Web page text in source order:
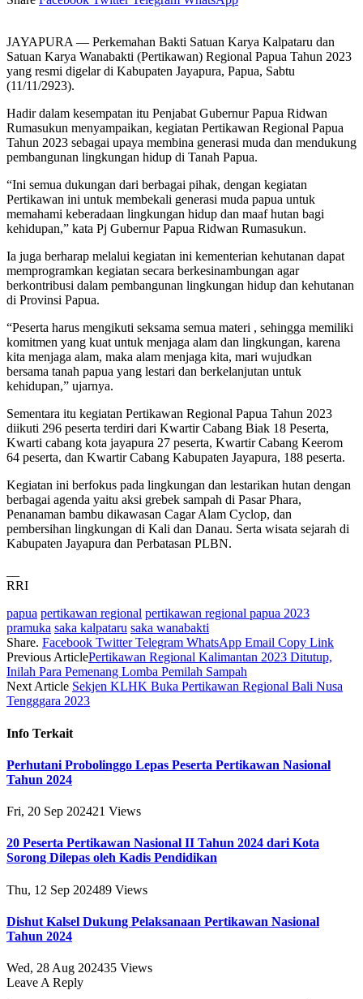
JAYAPURA — Perkemahan Bakti Satuan Karya Kalpataru dan
Satuan Karya Wanabakti (Pertikawan) Regional Papua Tahun 2023
yang resmi digelar di Kabupaten Jayapura, Papua, Sabtu
(11/11/2923).
Hadir dalam kesempatan itu Penjabat Gubernur Papua Ridwan
Rumasukun menyampaikan, kegiatan Pertikawan Regional Papua
Tahun 2023 sebagai upaya membina generasi muda dan mendukung
pembangunan lingkungan hidup di Tanah Papua.
“Ini semua dukungan dari berbagai pihak, dengan kegiatan
Pertikawan ini untuk membekali generasi muda papua untuk
memahami keberadaan lingkungan hidup dan maaf hutan bagi
kehidupan,” kata Pj Gubernur Papua Ridwan Rumasukun.
Ia juga berharap melalui kegiatan ini kementerian kehutanan dapat
memprogramkan kegiatan secara berkesinambungan agar
berkontribusi dalam pembangunan lingkungan hidup dan kehutanan
di Provinsi Papua.
“Peserta harus mengikuti seksama semua materi , sehingga memiliki
komitmen yang kuat untuk menjaga alam dan lingkungan, karena
kita menjaga alam, maka alam menjaga kita, mari wujudkan
bersama tanah papua yang lestari dan berkelanjutan untuk
kehidupan,” ujarnya.
Sementara itu kegiatan Pertikawan Regional Papua Tahun 2023
diikuti 296 peserta terdiri dari Kwartir Cabang Biak 18 Peserta,
Kwarti cabang kota jayapura 27 peserta, Kwartir Cabang Keerom
64 peserta, dan Kwartir Cabang Kabupaten Jayapura, 188 peserta.
Kegiatan ini berfokus pada lingkungan dan lestarikan hutan dengan
berbagai agenda yaitu aksi grebek sampah di Pasar Phara,
Penanaman bambu dikawasan Cagar Alam Cyclop, dan
pembersihan lingkungan di Kali dan Danau. Serta wisata sejarah di
Kabupaten Jayapura dan Perbatasan PLBN.
RRI
papua pertikawan regional pertikawan regional papua 2023
pramuka saka kalpataru saka wanabakti
Share. Facebook Twitter Telegram WhatsApp Email Copy Link
Previous ArticlePertikawan Regional Kalimantan 2023 Ditutup,
Inilah Para Pemenang Lomba Pemilah Sampah
Next Article Sekjen KLHK Buka Pertikawan Regional Bali Nusa
Tengggara 2023
Info Terkait
Perhutani Probolinggo Lepas Peserta Pertikawan Nasional
Tahun 2024
Fri, 20 Sep 202421 Views
20 Peserta Pertikawan Nasional II Tahun 2024 dari Kota
Sorong Dilepas oleh Kadis Pendidikan
Thu, 12 Sep 202489 Views
Dishut Kalsel Dukung Pelaksanaan Pertikawan Nasional
Tahun 2024
Wed, 28 Aug 202435 Views
Leave A Reply